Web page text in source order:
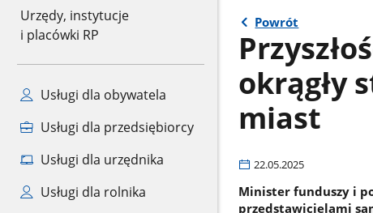
Urzędy, instytucje
i placówki RP
Usługi dla obywatela
Usługi dla przedsiębiorcy
Usługi dla urzędnika
Usługi dla rolnika
Powrót
okrągły
miast
22.05.2025
Minister funduszy i
przedstawicielami